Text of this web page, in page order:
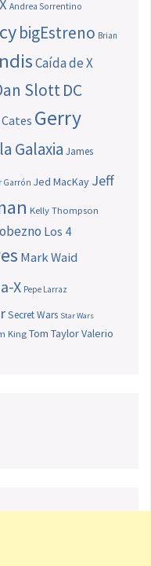
Andrea Sorrentino
bigEstreno Brian
Caída de X
SlottDC
Gerry
Galaxia James
Garrón Jed MacKay Jeff
Kelly Thompson
Los 4
Mark Waid
X Pepe Larraz
Secret Wars Star Wars
King Tom TaylorValerio